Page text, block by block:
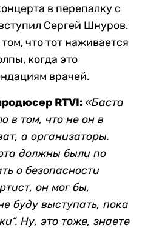
в перепалку с
Сергей Шнуров.
что тот наживается
когда это
врачей.
RTVI: «Баста
в том, что не он в
а организаторы.
должны были по
о безопасности
он мог бы,
буду выступать, пока
Ну, это тоже, знаете